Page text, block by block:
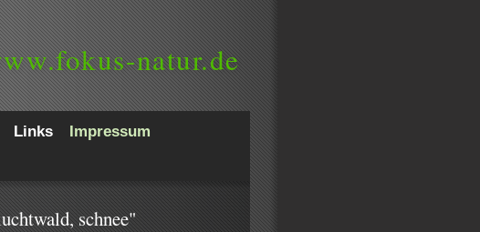
fokus-natur.de
Links
Impressum
schnee"